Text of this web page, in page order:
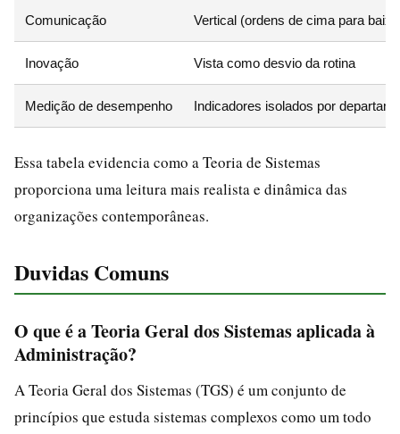
Comunicação Vertical (ordens de cima para
Inovação Vista como desvio da rotina
Medição de desempenho Indicadores isolados por
Essa tabela evidencia como a Teoria de Sistemas
proporciona uma leitura mais realista e dinâmica das
organizações contemporâneas.
Duvidas Comuns
O que é a Teoria Geral dos Sistemas aplicada à
Administração?
A Teoria Geral dos Sistemas (TGS) é um conjunto de
princípios que estuda sistemas complexos como um todo